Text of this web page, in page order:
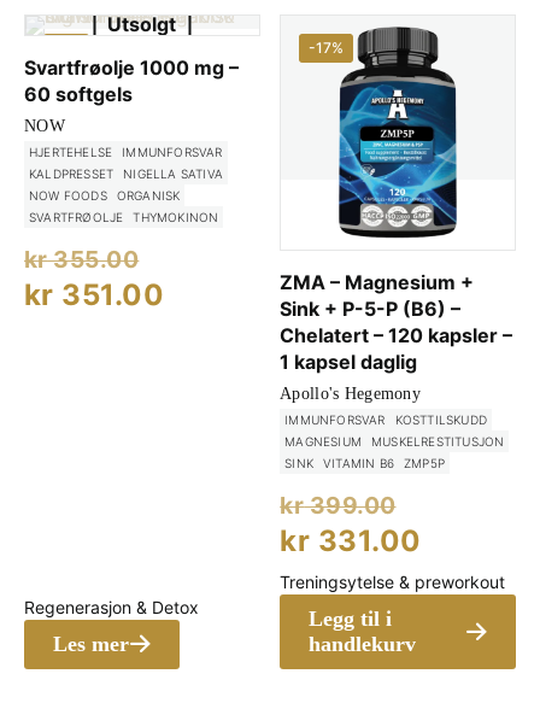
Utsolgt
Svartfrøolje 1000 mg –
60 softgels
NOW
HJERTEHELSE
IMMUNFORSVAR
KALDPRESSET
NIGELLA SATIVA
NOW FOODS
ORGANISK
SVARTFRØOLJE
THYMOKINON
kr355.00
Opprinnelig
pris
kr 355.00.
kr 351.00 Nåværende
kr 351.00.
Les mer
Regenerasjon & Detox
-17%
ZMA – Magnesium +
Sink + P-5-P (B6) –
Chelatert – 120 kapsler –
1 kapsel daglig
Apollo's Hegemony
IMMUNFORSVAR
KOSTTILSKUDD
MAGNESIUM
MUSKELRESTITUSJON
SINK
VITAMIN B6 ZMP5P
kr399.00
pris
var:
kr 331.00
pris
kr
Legg til i
handlekurv
Treningsytelse & preworkout